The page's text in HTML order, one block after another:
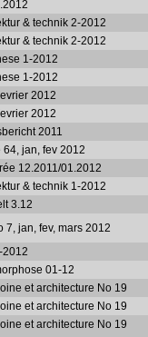
& technik 2-2012
& technik 2-2012
1-2012
1-2012
2012
2012
2011
64, jan, fev 2012
12.2011/01.2012
& technik 1-2012
3.12
7, jan, fev, mars 2012
2012
01-12
et architecture No 19
et architecture No 19
et architecture No 19